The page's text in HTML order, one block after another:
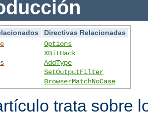
Directivas Relacionadas
Options
XBitHack
AddType
SetOutputFilter
BrowserMatchNoCase
trata sobre